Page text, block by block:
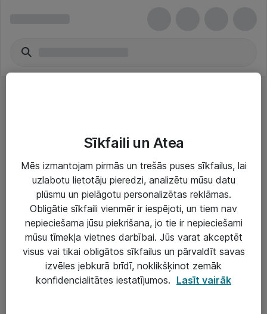
Risinājumi & Pakalpojumi
IT serviss un atbalsts
IT infrastruktūra
Darba vietu IT risinājumi
Sīkfaili un Atea
Mēs izmantojam pirmās un trešās puses sīkfailus, lai
uzlabotu lietotāju pieredzi, analizētu mūsu datu
plūsmu un pielāgotu personalizētas reklāmas.
Obligātie sīkfaili vienmēr ir iespējoti, un tiem nav
nepieciešama jūsu piekrišana, jo tie ir nepieciešami
mūsu tīmekļa vietnes darbībai. Jūs varat akceptēt
visus vai tikai obligātos sīkfailus un pārvaldīt savas
izvēles jebkurā brīdī, noklikšķinot zemāk
konfidencialitātes iestatījumos. Lasīt vairāk